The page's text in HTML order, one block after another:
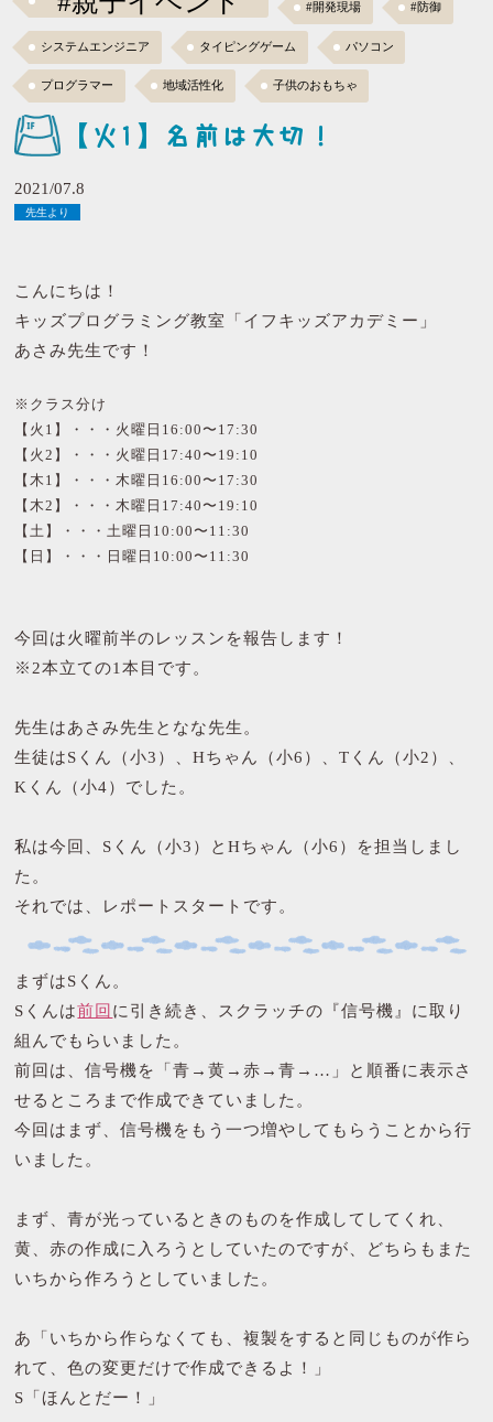
#開発現場 #防御
システムエンジニア タイピングゲーム パソコン
プログラマー 地域活性化 子供のおもちゃ
【火1】名前は大切！
2021/07.8
先生より
こんにちは！
キッズプログラミング教室「イフキッズアカデミー」
あさみ先生です！
※クラス分け
【火1】・・・火曜日16:00〜17:30
【火2】・・・火曜日17:40〜19:10
【木1】・・・木曜日16:00〜17:30
【木2】・・・木曜日17:40〜19:10
【土】・・・土曜日10:00〜11:30
【日】・・・日曜日10:00〜11:30
今回は火曜前半のレッスンを報告します！
※2本立ての1本目です。
先生はあさみ先生となな先生。
生徒はSくん（小3）、Hちゃん（小6）、Tくん（小2）、
Kくん（小4）でした。
私は今回、Sくん（小3）とHちゃん（小6）を担当しまし
た。
それでは、レポートスタートです。
まずはSくん。
Sくんは前回 に引き続き、スクラッチの『信号機』に取り
組んでもらいました。
前回は、信号機を「青→黄→赤→青→…」と順番に表示さ
せるところまで作成できていました。
今回はまず、信号機をもう一つ増やしてもらうことから行
いました。
まず、青が光っているときのものを作成してしてくれ、
黄、赤の作成に入ろうとしていたのですが、どちらもまた
いちから作ろうとしていました。
あ「いちから作らなくても、複製をすると同じものが作ら
れて、色の変更だけで作成できるよ！」
S「ほんとだー！」